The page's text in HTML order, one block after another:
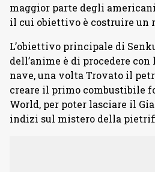
maggior parte degli
il cui obiettivo è costruire un
L’obiettivo principale di
dell’anime è di procedere
nave, una volta Trovato il
creare il primo combustibile
World, per poter lasciare il
indizi sul mistero della